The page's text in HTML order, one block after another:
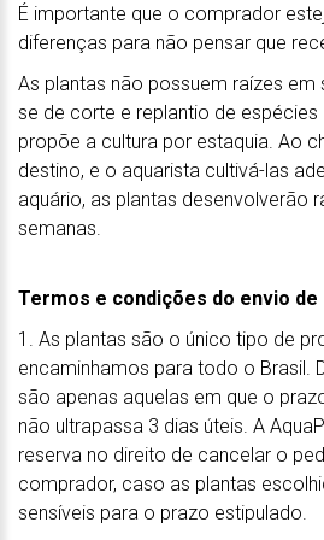
É importante que o comprador
diferenças para não pensar que
As plantas não possuem raízes em
se de corte e replantio de espécies
propõe a cultura por estaquia. Ao
destino, e o aquarista cultivá-las
aquário, as plantas desenvolverão
semanas.
Termos e condições do envio de
1. As plantas são o único tipo de
encaminhamos para todo o Brasil.
são apenas aquelas em que o
não ultrapassa 3 dias úteis. A
reserva no direito de cancelar o
comprador, caso as plantas
sensíveis para o prazo estipulado.